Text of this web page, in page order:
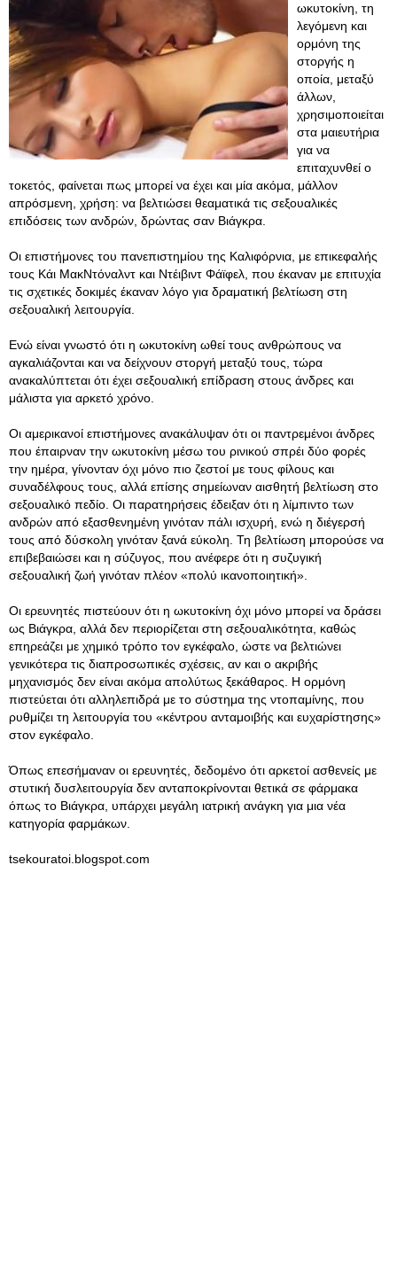
ωκυτοκίνη, τη
λεγόμενη και
ορμόνη της
στοργής η
οποία, μεταξύ
άλλων,
χρησιμοποιείται
στα μαιευτήρια
για να
επιταχυνθεί ο
τοκετός, φαίνεται πως μπορεί να έχει και μία ακόμα, μάλλον
απρόσμενη, χρήση: να βελτιώσει θεαματικά τις σεξουαλικές
επιδόσεις των ανδρών, δρώντας σαν Βιάγκρα.
Οι επιστήμονες του πανεπιστημίου της Καλιφόρνια, με επικεφαλής
τους Κάι ΜακΝτόναλντ και Ντέιβιντ Φάϊφελ, που έκαναν με επιτυχία
τις σχετικές δοκιμές έκαναν λόγο για δραματική βελτίωση στη
σεξουαλική λειτουργία.
Ενώ είναι γνωστό ότι η ωκυτοκίνη ωθεί τους ανθρώπους να
αγκαλιάζονται και να δείχνουν στοργή μεταξύ τους, τώρα
ανακαλύπτεται ότι έχει σεξουαλική επίδραση στους άνδρες και
μάλιστα για αρκετό χρόνο.
Οι αμερικανοί επιστήμονες ανακάλυψαν ότι οι παντρεμένοι άνδρες
που έπαιρναν την ωκυτοκίνη μέσω του ρινικού σπρέι δύο φορές
την ημέρα, γίνονταν όχι μόνο πιο ζεστοί με τους φίλους και
συναδέλφους τους, αλλά επίσης σημείωναν αισθητή βελτίωση στο
σεξουαλικό πεδίο. Οι παρατηρήσεις έδειξαν ότι η λίμπιντο των
ανδρών από εξασθενημένη γινόταν πάλι ισχυρή, ενώ η διέγερσή
τους από δύσκολη γινόταν ξανά εύκολη. Τη βελτίωση μπορούσε να
επιβεβαιώσει και η σύζυγος, που ανέφερε ότι η συζυγική
σεξουαλική ζωή γινόταν πλέον «πολύ ικανοποιητική».
Οι ερευνητές πιστεύουν ότι η ωκυτοκίνη όχι μόνο μπορεί να δράσει
ως Βιάγκρα, αλλά δεν περιορίζεται στη σεξουαλικότητα, καθώς
επηρεάζει με χημικό τρόπο τον εγκέφαλο, ώστε να βελτιώνει
γενικότερα τις διαπροσωπικές σχέσεις, αν και ο ακριβής
μηχανισμός δεν είναι ακόμα απολύτως ξεκάθαρος. Η ορμόνη
πιστεύεται ότι αλληλεπιδρά με το σύστημα της ντοπαμίνης, που
ρυθμίζει τη λειτουργία του «κέντρου ανταμοιβής και ευχαρίστησης»
στον εγκέφαλο.
Όπως επεσήμαναν οι ερευνητές, δεδομένο ότι αρκετοί ασθενείς με
στυτική δυσλειτουργία δεν ανταποκρίνονται θετικά σε φάρμακα
όπως το Βιάγκρα, υπάρχει μεγάλη ιατρική ανάγκη για μια νέα
κατηγορία φαρμάκων.
tsekouratoi.blogspot.com